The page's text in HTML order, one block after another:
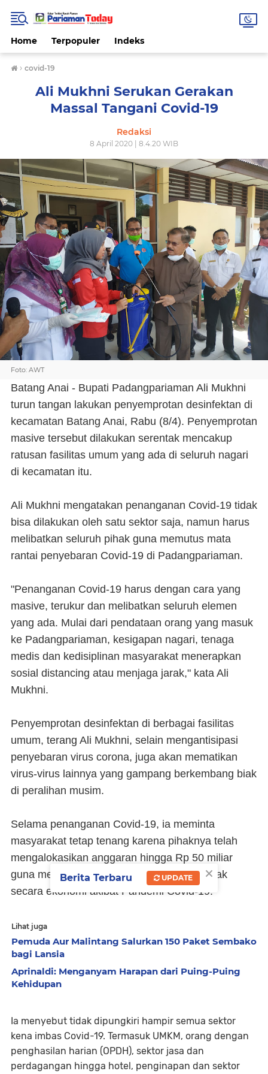
Home Terpopuler Indeks
› covid-19
Ali Mukhni Serukan Gerakan
Massal Tangani Covid-19
Redaksi
8 April 2020 | 8.4.20 WIB
Foto: AWT
Batang Anai - Bupati Padangpariaman Ali Mukhni
turun tangan lakukan penyemprotan desinfektan di
kecamatan Batang Anai, Rabu (8/4). Penyemprotan
masive tersebut dilakukan serentak mencakup
ratusan fasilitas umum yang ada di seluruh nagari
di kecamatan itu.
Ali Mukhni mengatakan penanganan Covid-19 tidak
bisa dilakukan oleh satu sektor saja, namun harus
melibatkan seluruh pihak guna memutus mata
rantai penyebaran Covid-19 di Padangpariaman.
"Penanganan Covid-19 harus dengan cara yang
masive, terukur dan melibatkan seluruh elemen
yang ada. Mulai dari pendataan orang yang masuk
ke Padangpariaman, kesigapan nagari, tenaga
medis dan kedisiplinan masyarakat menerapkan
sosial distancing atau menjaga jarak," kata Ali
Mukhni.
Penyemprotan desinfektan di berbagai fasilitas
umum, terang Ali Mukhni, selain mengantisipasi
penyebaran virus corona, juga akan mematikan
virus-virus lainnya yang gampang berkembang biak
di peralihan musim.
Selama penanganan Covid-19, ia meminta
masyarakat tetap tenang karena pihaknya telah
mengalokasikan anggaran hingga Rp 50 miliar
guna membantu masyarakat yang terdampak
secara ekonomi akibat Pandemi Covid-19.
Lihat juga
Pemuda Aur Malintang Salurkan 150 Paket Sembako
bagi Lansia
Aprinaldi: Menganyam Harapan dari Puing-Puing
Kehidupan
Ia menyebut tidak dipungkiri hampir semua sektor
kena imbas Covid-19. Termasuk UMKM, orang dengan
penghasilan harian (OPDH), sektor jasa dan
perdagangan hingga hotel, penginapan dan sektor
×
Berita Terbaru UPDATE